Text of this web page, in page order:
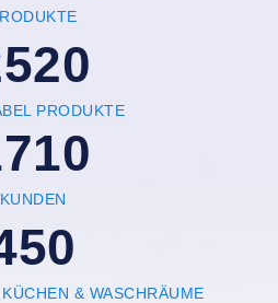
PRODUKTE
KUNDEN
& WASCHRÄUME